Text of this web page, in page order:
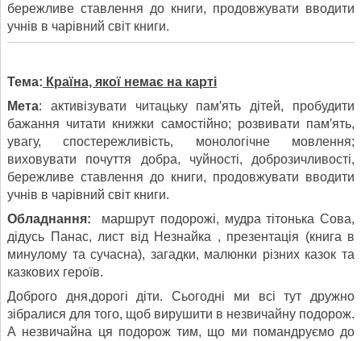
бережливе ставлення до книги, продовжувати вводити
учнів в чарівний світ книги.
Тема: Країна, якої немає на карті
Мета: активізувати читацьку пам′ять дітей, пробудити
бажання читати книжки самостійно; розвивати пам′ять,
увагу, спостережливість, монологічне мовлення;
виховувати почуття добра, чуйності, доброзичливості,
бережливе ставлення до книги, продовжувати вводити
учнів в чарівний світ книги.
Обладнання:
маршрут подорожі, мудра тітонька Сова,
дідусь Панас, лист від Незнайка , презентація (книга в
минулому та сучасна), загадки, малюнки різних казок та
казкових героїв.
Доброго дня,дорогі діти. Сьогодні ми всі тут дружно
зібралися для того, щоб вирушити в незвичайну подорож.
А незвичайна ця подорож тим, що ми помандруємо до